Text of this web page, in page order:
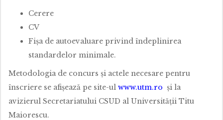
Cerere
CV
Fișa de autoevaluare privind îndeplinirea
standardelor minimale.
Metodologia de concurs și actele necesare pentru
înscriere se afișează pe site-ul www.utm.ro și la
avizierul Secretariatului CSUD al Universității Titu
Maiorescu.